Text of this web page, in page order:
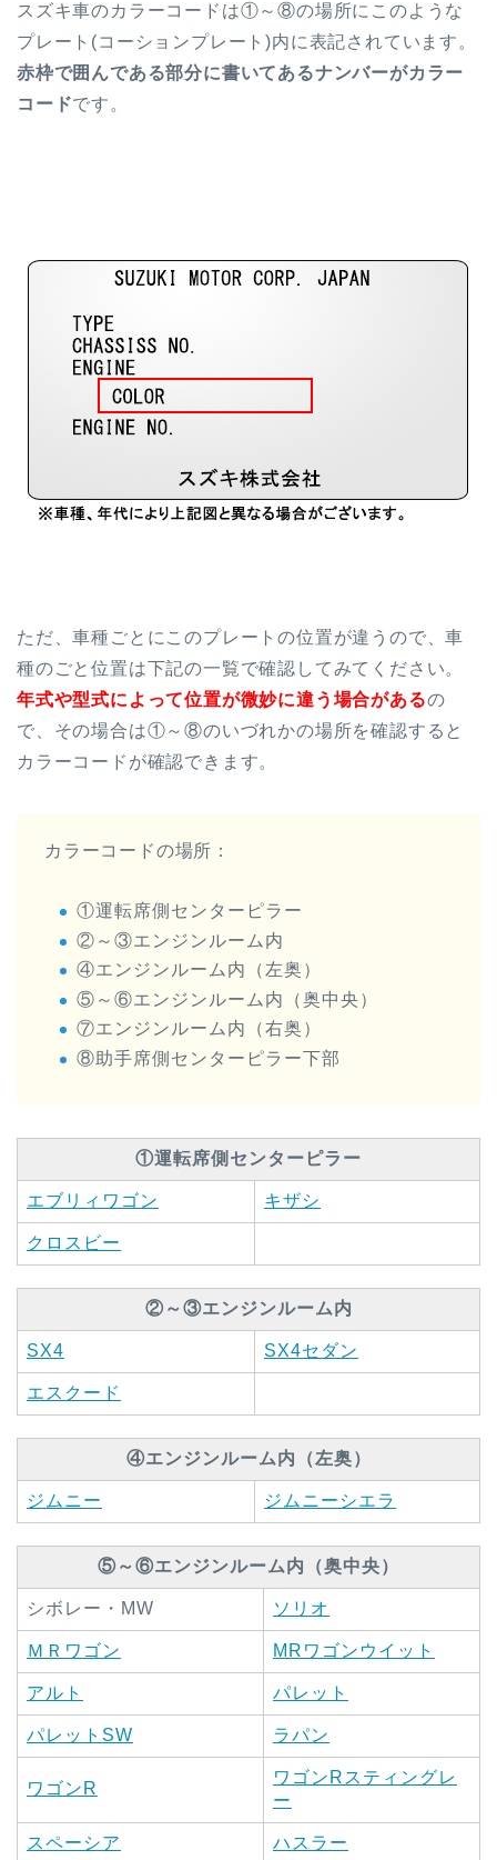
スズキ車のカラーコードは①～⑧の場所にこのような
プレート(コーションプレート)内に表記されています。
赤枠で囲んである部分に書いてあるナンバーがカラー
コードです。
ただ、車種ごとにこのプレートの位置が違うので、車
種のごと位置は下記の一覧で確認してみてください。
年式や型式によって位置が微妙に違う場合があるの
で、その場合は①～⑧のいづれかの場所を確認すると
カラーコードが確認できます。
カラーコードの場所：
①運転席側センターピラー
②～③エンジンルーム内
④エンジンルーム内（左奥）
⑤～⑥エンジンルーム内（奥中央）
⑦エンジンルーム内（右奥）
⑧助手席側センターピラー下部
①運転席側センターピラー
エブリィワゴン キザシ
クロスビー
②～③エンジンルーム内
SX4 SX4セダン
エスクード
④エンジンルーム内（左奥）
ジムニー ジムニーシエラ
⑤～⑥エンジンルーム内（奥中央）
シボレー・MW ソリオ
ＭＲワゴン MRワゴンウイット
アルト パレット
パレットSW ラパン
ワゴンR
ワゴンRスティングレ
ー
スペーシア ハスラー